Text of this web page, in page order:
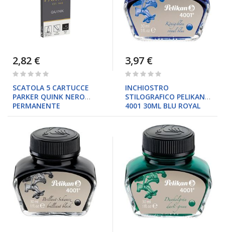
2,82 €
Rating:
SCATOLA 5 CARTUCCE
PARKER QUINK NERO
PERMANENTE
3,97 €
Rating:
INCHIOSTRO
STILOGRAFICO PELIKAN
4001 30ML BLU ROYAL